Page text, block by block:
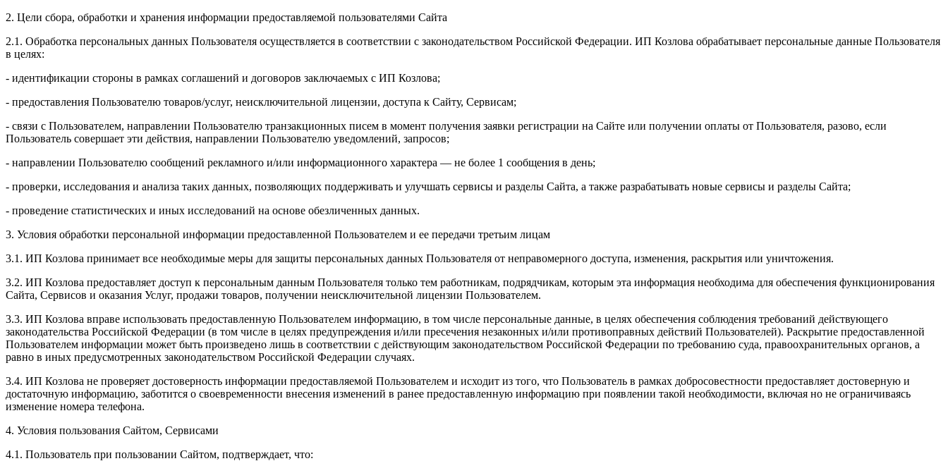
2. Цели сбора, обработки и хранения информации предоставляемой пользователями Сайта
2.1. Обработка персональных данных Пользователя осуществляется в соответствии с законодательством Российской Федерации. ИП Козловa обрабатывает персональные данные Пользователя
в целях:
- идентификации стороны в рамках соглашений и договоров заключаемых с ИП Козлова;
- предоставления Пользователю товаров/услуг, неисключительной лицензии, доступа к Сайту, Сервисам;
- связи с Пользователем, направлении Пользователю транзакционных писем в момент получения заявки регистрации на Сайте или получении оплаты от Пользователя, разово, если
Пользователь совершает эти действия, направлении Пользователю уведомлений, запросов;
- направлении Пользователю сообщений рекламного и/или информационного характера — не более 1 сообщения в день;
- проверки, исследования и анализа таких данных, позволяющих поддерживать и улучшать сервисы и разделы Сайта, а также разрабатывать новые сервисы и разделы Сайта;
- проведение статистических и иных исследований на основе обезличенных данных.
3. Условия обработки персональной информации предоставленной Пользователем и ее передачи третьим лицам
3.1. ИП Козлова принимает все необходимые меры для защиты персональных данных Пользователя от неправомерного доступа, изменения, раскрытия или уничтожения.
3.2. ИП Козлова предоставляет доступ к персональным данным Пользователя только тем работникам, подрядчикам, которым эта информация необходима для обеспечения функционирования
Сайта, Сервисов и оказания Услуг, продажи товаров, получении неисключительной лицензии Пользователем.
3.3. ИП Козлова вправе использовать предоставленную Пользователем информацию, в том числе персональные данные, в целях обеспечения соблюдения требований действующего
законодательства Российской Федерации (в том числе в целях предупреждения и/или пресечения незаконных и/или противоправных действий Пользователей). Раскрытие предоставленной
Пользователем информации может быть произведено лишь в соответствии с действующим законодательством Российской Федерации по требованию суда, правоохранительных органов, а
равно в иных предусмотренных законодательством Российской Федерации случаях.
3.4. ИП Козлова не проверяет достоверность информации предоставляемой Пользователем и исходит из того, что Пользователь в рамках добросовестности предоставляет достоверную и
достаточную информацию, заботится о своевременности внесения изменений в ранее предоставленную информацию при появлении такой необходимости, включая но не ограничиваясь
изменение номера телефона.
4. Условия пользования Сайтом, Сервисами
4.1. Пользователь при пользовании Сайтом, подтверждает, что: